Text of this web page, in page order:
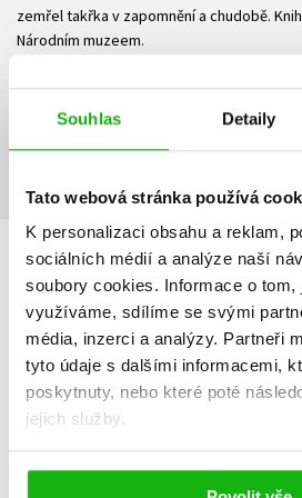
Souhlas Detaily
Tato webová stránka používá
K personalizaci obsahu a reklam,
sociálních médií a analýze naší
soubory cookies. Informace o tom,
využíváme, sdílíme se svými
média, inzerci a analýzy. Partneři
tyto údaje s dalšími informacemi,
poskytnuty, nebo které poté
jejich služby.
zemřel takřka v zapomnění a chudobě.
Národním muzeem.
Ke stažení
HODNOCENÍ ČTENÁŘŮ
V současné době nejsou vytvořena žádná
Vaše hodnocení
Uživatelskou recenzi mohou vkládat
Přihlásit